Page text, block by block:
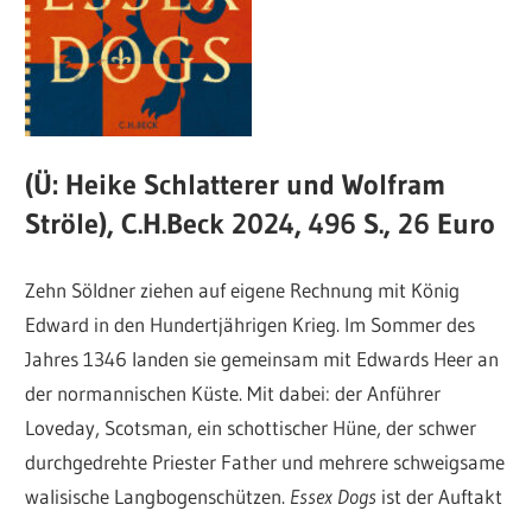
(Ü: Heike Schlatterer und Wolfram
Ströle), C.H.Beck 2024, 496 S., 26 Euro
Zehn Söldner ziehen auf eigene Rechnung mit König
Edward in den Hundertjährigen Krieg. Im Sommer des
Jahres 1346 landen sie gemeinsam mit Edwards Heer an
der normannischen Küste. Mit dabei: der Anführer
Loveday, Scotsman, ein schottischer Hüne, der schwer
durchgedrehte Priester Father und mehrere schweigsame
walisische Langbogenschützen. Essex Dogs ist der Auftakt